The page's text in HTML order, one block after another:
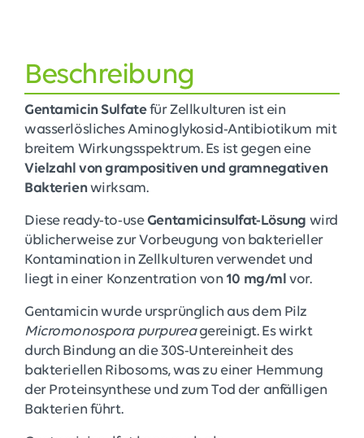
Beschreibung
Gentamicin Sulfatefür Zellkulturen ist ein
wasserlösliches Aminoglykosid-Antibiotikum mit
breitem Wirkungsspektrum. Es ist gegen eine
Vielzahl von grampositiven und gramnegativen
Bakterienwirksam.
Diese ready-to-useGentamicinsulfat-Lösung wird
üblicherweise zur Vorbeugung von bakterieller
Kontamination in Zellkulturen verwendet und
liegt in einer Konzentration von 10 mg/ml vor.
Gentamicin wurde ursprünglich aus dem Pilz
Micromonospora purpureagereinigt. Es wirkt
durch Bindung an die 30S-Untereinheit des
bakteriellen Ribosoms, was zu einer Hemmung
der Proteinsynthese und zum Tod der anfälligen
Bakterien führt.